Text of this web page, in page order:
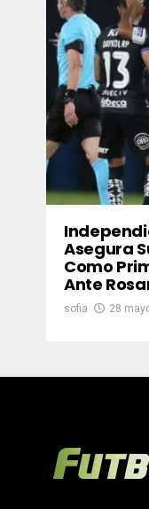
Asegura
Como
Ante
sofia 28